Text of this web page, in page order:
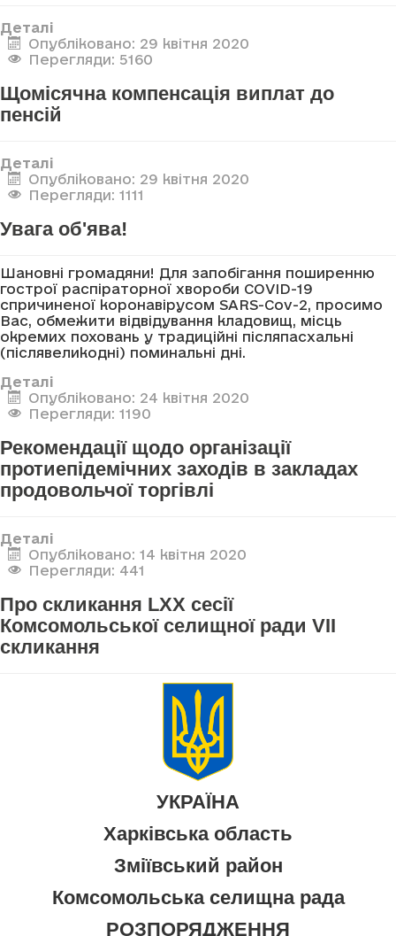
Деталі
Опубліковано: 29 квітня 2020
Перегляди: 5160
Щомісячна компенсація виплат до
пенсій
Деталі
Опубліковано: 29 квітня 2020
Перегляди: 1111
Увага об'ява!
Шановні громадяни! Для запобігання поширенню
гострої распіраторної хвороби COVID-19
спричиненої коронавірусом SARS-Cov-2, просимо
Вас, обмежити відвідування кладовищ, місць
окремих поховань у традиційні післяпасхальні
(післявеликодні) поминальні дні.
Деталі
Опубліковано: 24 квітня 2020
Перегляди: 1190
Рекомендації щодо організації
протиепідемічних заходів в закладах
продовольчої торгівлі
Деталі
Опубліковано: 14 квітня 2020
Перегляди: 441
Про скликання LXX сесії
Комсомольської селищної ради VII
скликання
УКРАЇНА
Харківська область
Зміївський район
Комсомольська селищна рада
РОЗПОРЯДЖЕННЯ